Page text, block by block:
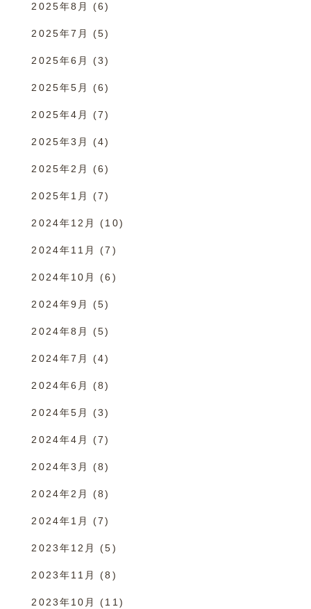
2025年8月 (6)
2025年7月 (5)
2025年6月 (3)
2025年5月 (6)
2025年4月 (7)
2025年3月 (4)
2025年2月 (6)
2025年1月 (7)
2024年12月 (10)
2024年11月 (7)
2024年10月 (6)
2024年9月 (5)
2024年8月 (5)
2024年7月 (4)
2024年6月 (8)
2024年5月 (3)
2024年4月 (7)
2024年3月 (8)
2024年2月 (8)
2024年1月 (7)
2023年12月 (5)
2023年11月 (8)
2023年10月 (11)